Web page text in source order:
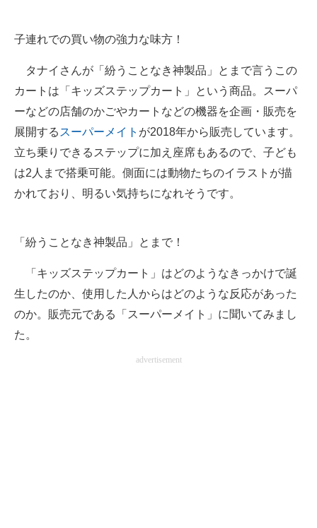
子連れでの買い物の強力な味方！
タナイさんが「紛うことなき神製品」とまで言うこの
カートは「キッズステップカート」という商品。スーパ
ーなどの店舗のかごやカートなどの機器を企画・販売を
展開する スーパーメイト が2018年から販売しています。
立ち乗りできるステップに加え座席もあるので、子ども
は2人まで搭乗可能。側面には動物たちのイラストが描
かれており、明るい気持ちになれそうです。
「紛うことなき神製品」とまで！
「キッズステップカート」はどのようなきっかけで誕
生したのか、使用した人からはどのような反応があった
のか。販売元である「スーパーメイト」に聞いてみまし
た。
advertisement